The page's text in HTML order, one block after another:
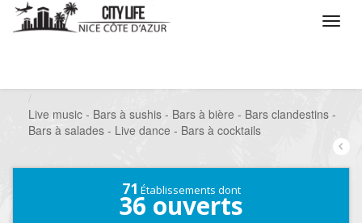
Live music - Bars à sushis - Bars à bière - Bars clandestins -
Bars à salades - Live dance - Bars à cocktails
71 Établissements dont
36 ouverts